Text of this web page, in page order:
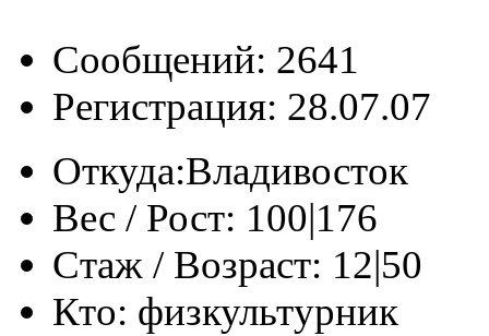
Сообщений: 2641
Регистрация: 28.07.07
Откуда:Владивосток
Вес / Рост: 100|176
Стаж / Возраст: 12|50
Кто: физкультурник